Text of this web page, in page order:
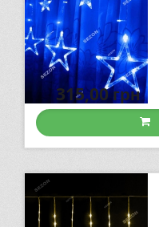
315,00грн